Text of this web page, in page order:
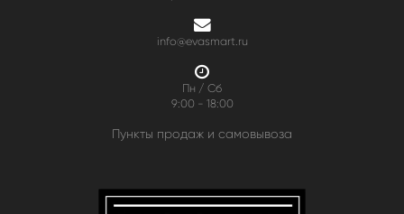
info@evasmart.ru
Пн / Сб
9:00 - 18:00
Пункты продаж и самовывоза